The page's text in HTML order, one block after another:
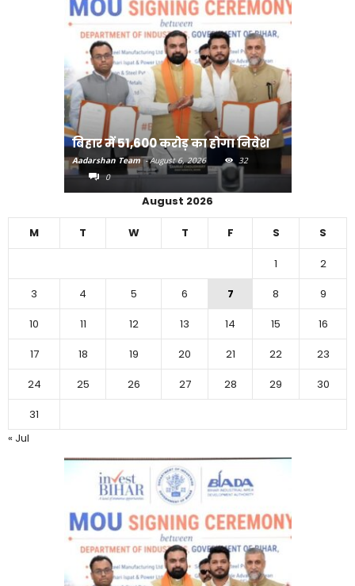
बिहार में 51,600 करोड़ का होगा निवेश
Aadarshan Team - August 6, 2026
32
0
August 2026
M T W T F S S
1
2
3
4 5 6 7 8
9
10
11 12 13 14 15
16
17
18 19 20 21 22
23
24
25 26 27 28 29
30
31
« Jul